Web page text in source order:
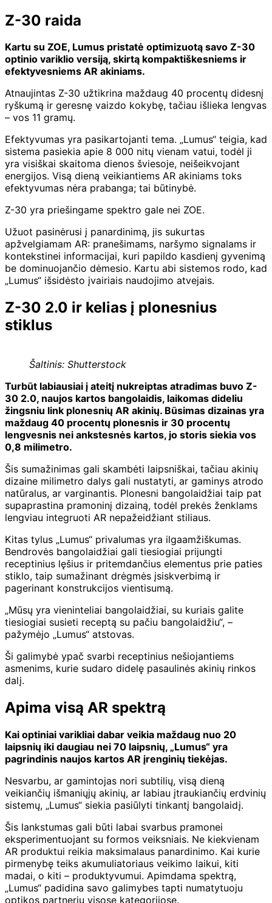
Z-30 raida
Kartu su ZOE, Lumus pristatė optimizuotą savo Z-30
optinio variklio versiją, skirtą kompaktiškesniems ir
efektyvesniems AR akiniams.
Atnaujintas Z-30 užtikrina maždaug 40 procentų didesnį
ryškumą ir geresnę vaizdo kokybę, tačiau išlieka lengvas
– vos 11 gramų.
Efektyvumas yra pasikartojanti tema. „Lumus“ teigia, kad
sistema pasiekia apie 8 000 nitų vienam vatui, todėl ji
yra visiškai skaitoma dienos šviesoje, neišeikvojant
energijos. Visą dieną veikiantiems AR akiniams toks
efektyvumas nėra prabanga; tai būtinybė.
Z-30 yra priešingame spektro gale nei ZOE.
Užuot pasinėrusi į panardinimą, jis sukurtas
apžvelgiamam AR: pranešimams, naršymo signalams ir
kontekstinei informacijai, kuri papildo kasdienį gyvenimą
be dominuojančio dėmesio. Kartu abi sistemos rodo, kad
„Lumus“ išsidėsto įvairiais naudojimo atvejais.
Z-30 2.0 ir kelias į plonesnius
stiklus
Šaltinis: Shutterstock
Turbūt labiausiai į ateitį nukreiptas atradimas buvo Z-
30 2.0, naujos kartos bangolaidis, laikomas dideliu
žingsniu link plonesnių AR akinių. Būsimas dizainas yra
maždaug 40 procentų plonesnis ir 30 procentų
lengvesnis nei ankstesnės kartos, jo storis siekia vos
0,8 milimetro.
Šis sumažinimas gali skambėti laipsniškai, tačiau akinių
dizaine milimetro dalys gali nustatyti, ar gaminys atrodo
natūralus, ar varginantis. Plonesni bangolaidžiai taip pat
supaprastina pramoninį dizainą, todėl prekės ženklams
lengviau integruoti AR nepažeidžiant stiliaus.
Kitas tylus „Lumus“ privalumas yra ilgaamžiškumas.
Bendrovės bangolaidžiai gali tiesiogiai prijungti
receptinius lęšius ir pritemdančius elementus prie paties
stiklo, taip sumažinant drėgmės įsiskverbimą ir
pagerinant konstrukcijos vientisumą.
„Mūsų yra vieninteliai bangolaidžiai, su kuriais galite
tiesiogiai susieti receptą su pačiu bangolaidžiu“, –
pažymėjo „Lumus“ atstovas.
Ši galimybė ypač svarbi receptinius nešiojantiems
asmenims, kurie sudaro didelę pasaulinės akinių rinkos
dalį.
Apima visą AR spektrą
Kai optiniai varikliai dabar veikia maždaug nuo 20
laipsnių iki daugiau nei 70 laipsnių, „Lumus“ yra
pagrindinis naujos kartos AR įrenginių tiekėjas.
Nesvarbu, ar gamintojas nori subtilių, visą dieną
veikiančių išmaniųjų akinių, ar labiau įtraukiančių erdvinių
sistemų, „Lumus“ siekia pasiūlyti tinkantį bangolaidį.
Šis lankstumas gali būti labai svarbus pramonei
eksperimentuojant su formos veiksniais. Ne kiekvienam
AR produktui reikia maksimalaus panardinimo. Kai kurie
pirmenybę teiks akumuliatoriaus veikimo laikui, kiti
madai, o kiti – produktyvumui. Apimdama spektrą,
„Lumus“ padidina savo galimybes tapti numatytuoju
optikos partneriu visose kategorijose.